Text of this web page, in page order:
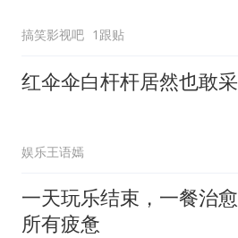
搞笑影视吧 1跟贴
红伞伞白杆杆居然也敢采
娱乐王语嫣
一天玩乐结束，一餐治愈
所有疲惫